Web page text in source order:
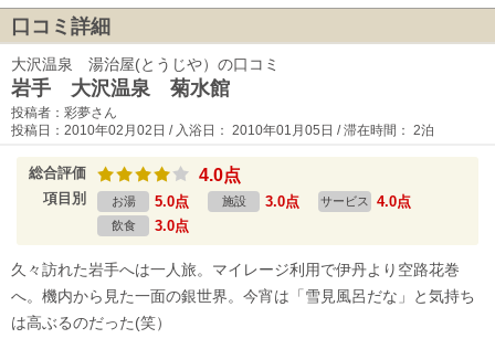
口コミ詳細
大沢温泉 湯治屋(とうじや）の口コミ
岩手 大沢温泉 菊水館
投稿者：彩夢さん
投稿日：2010年02月02日 / 入浴日： 2010年01月05日 / 滞在時間： 2泊
総合評価 4.0点
項目別 お湯 5.0点 施設 3.0点 サービス 4.0点
飲食 3.0点
久々訪れた岩手へは一人旅。マイレージ利用で伊丹より空路花巻
へ。機内から見た一面の銀世界。今宵は「雪見風呂だな」と気持ち
は高ぶるのだった(笑）